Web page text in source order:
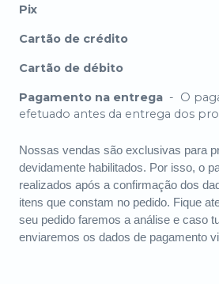
Pix
Cartão de crédito
Cartão de débito
Pagamento na entrega - O
efetuado antes da entrega dos
Nossas vendas são exclusivas para
devidamente habilitados. Por isso, o
realizados após a confirmação dos
itens que constam no pedido. Fique
seu pedido faremos a análise e caso
enviaremos os dados de pagamento